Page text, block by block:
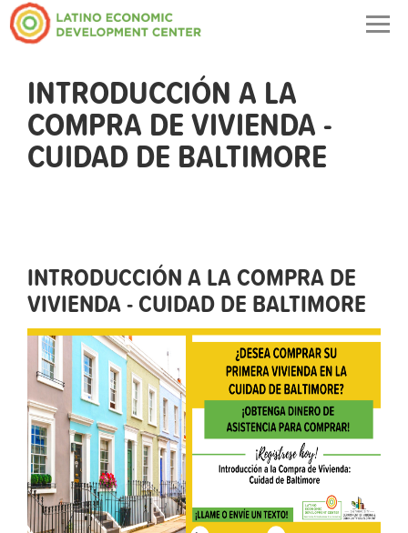
INTRODUCCIÓN A LA
COMPRA DE VIVIENDA -
CUIDAD DE BALTIMORE
INTRODUCCIÓN A LA COMPRA DE
VIVIENDA - CUIDAD DE BALTIMORE